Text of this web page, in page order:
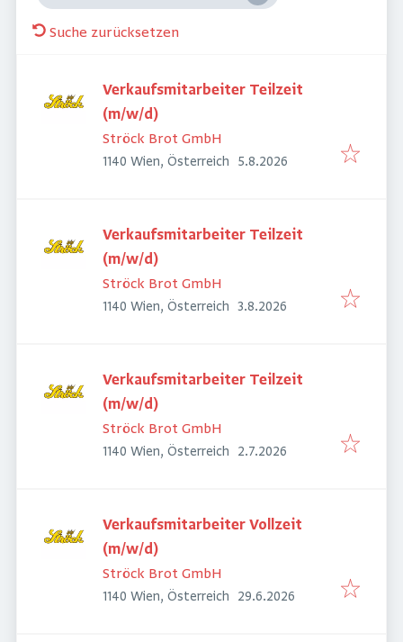
Suche zurücksetzen
Verkaufsmitarbeiter Teilzeit
(m/w/d)
Ströck Brot GmbH
1140 Wien, Österreich Veröffentlicht
5.8.2026
Verkaufsmitarbeiter Teilzeit
(m/w/d)
Ströck Brot GmbH
1140 Wien, Österreich Veröffentlicht
3.8.2026
Verkaufsmitarbeiter Teilzeit
(m/w/d)
Ströck Brot GmbH
1140 Wien, Österreich Veröffentlicht
2.7.2026
Verkaufsmitarbeiter Vollzeit
(m/w/d)
Ströck Brot GmbH
1140 Wien, Österreich Veröffentlicht
29.6.2026